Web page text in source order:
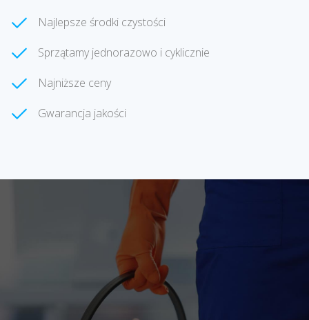
Najlepsze środki czystości
Sprzątamy jednorazowo i cyklicznie
Najniższe ceny
Gwarancja jakości